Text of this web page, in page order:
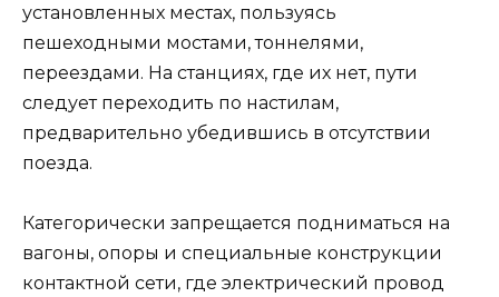
установленных местах, пользуясь
пешеходными мостами, тоннелями,
переездами. На станциях, где их нет, пути
следует переходить по настилам,
предварительно убедившись в отсутствии
поезда.
Категорически запрещается подниматься на
вагоны, опоры и специальные конструкции
контактной сети, где электрический провод